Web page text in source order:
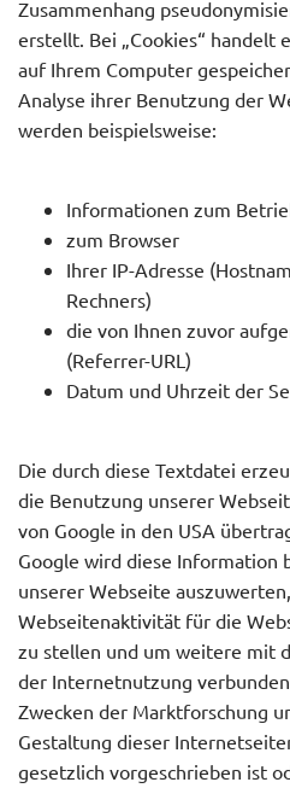
Zusammenhang
erstellt. Bei „Cookies“ handelt
auf Ihrem Computer
Analyse ihrer Benutzung der
werden beispielsweise:
Informationen zum
zum Browser
Ihrer IP-Adresse
Rechners)
die von Ihnen zuvor
(Referrer-URL)
Datum und Uhrzeit der
Die durch diese Textdatei
die Benutzung unserer
von Google in den USA
Google wird diese Information
unserer Webseite
Webseitenaktivität für die
zu stellen und um weitere mit
der Internetnutzung
Zwecken der Marktforschung
Gestaltung dieser
gesetzlich vorgeschrieben ist